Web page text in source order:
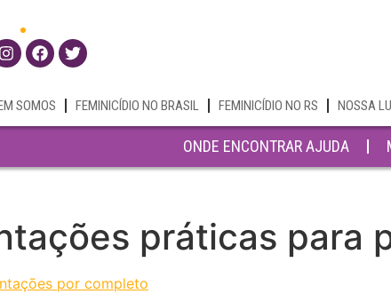
SOMOS FEMINICÍDIO NO BRASIL FEMINICÍDIO NO RS NOSSA
ONDE ENCONTRAR AJUDA
práticas para
por completo